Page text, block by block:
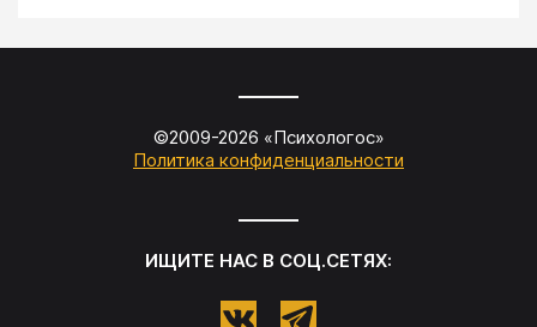
©2009-2026 «Психологос»
Политика конфиденциальности
ИЩИТЕ НАС В СОЦ.СЕТЯХ: